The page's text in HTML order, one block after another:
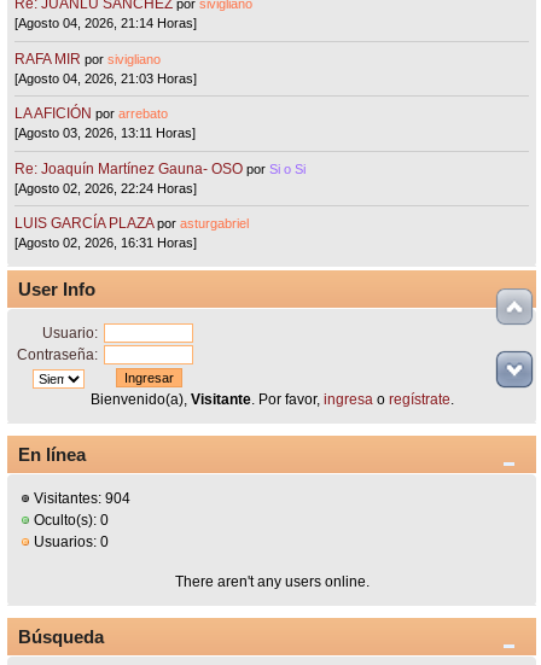
Re: JUANLU SÁNCHEZ porsivigliano
[Agosto 04, 2026, 21:14 Horas]
RAFA MIR porsivigliano
[Agosto 04, 2026, 21:03 Horas]
LA AFICIÓN porarrebato
[Agosto 03, 2026, 13:11 Horas]
Re: Joaquín Martínez Gauna- OSO porSi o Si
[Agosto 02, 2026, 22:24 Horas]
LUIS GARCÍA PLAZA porasturgabriel
[Agosto 02, 2026, 16:31 Horas]
User Info
Usuario:
Contraseña:
Bienvenido(a), Visitante. Por favor, ingresao regístrate.
En línea
Visitantes: 904
Oculto(s): 0
Usuarios: 0
There aren't any users online.
Búsqueda